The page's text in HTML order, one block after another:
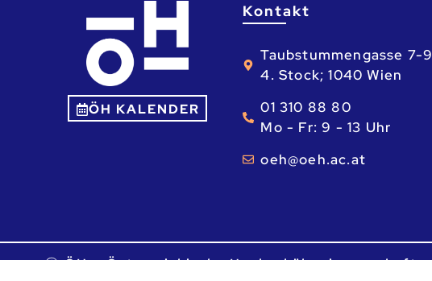
ÖH KALENDER
Kontakt
Taubstummengasse 7-9
4. Stock; 1040 Wien
01 310 88 80
Mo - Fr: 9 - 13 Uhr
ta.ca.heo@heo
Ⓒ ÖH – Österreichische Hochschüler_innenschaft